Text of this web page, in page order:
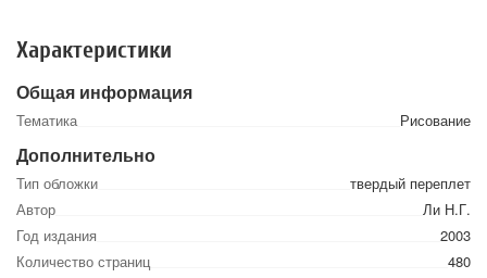
Характеристики
Общая информация
Тематика Рисование
Дополнительно
Тип обложки
твердый переплет
Автор
Ли Н.Г.
Год издания
2003
Количество страниц
480